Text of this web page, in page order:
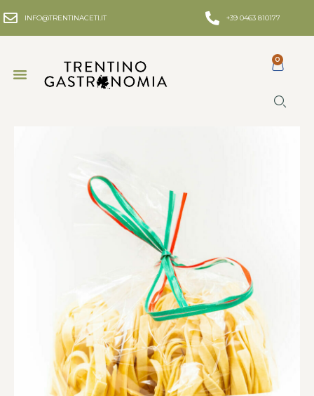
INFO@TRENTINACETI.IT +39 0463 810177
0